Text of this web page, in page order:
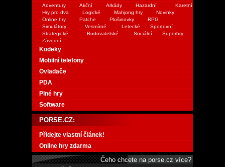
Adventury Akční Arkády Hazardní
Karetní
Hry pro dva
Logické Mahjong hry
Novinky
Online hry
Patche Plošinovky
RPG
Simulátory
Vesmírné Letecké
Sportovní
Strategické
Budovatelské Sociální
Superhry
Závodní
Kodeky
Mobilní telefony
Ovladače
PDA
Plné hry
Software
PORSE.CZ:
Přidejte vlastní článek!
Online hry zdarma
Čeho chcete na porse.cz více?